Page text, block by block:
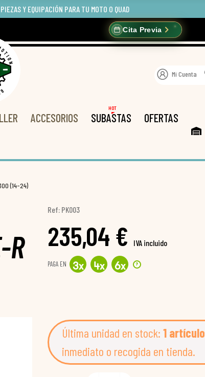
Y EQUIPACIÓN PARA TU MOTO O QUAD
Cita Previa
Mi Cuenta
ACCESORIOS SUBASTAS
HOT
OFERTAS
(14-24)
R
Ref: PK003
235,04 € IVA incluido
PAGA EN 3x 4x 6x ?
Última unidad en stock: 1 artículo
inmediato o recogida en tienda.